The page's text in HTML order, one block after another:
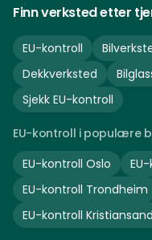
Finn verksted etter
EU-kontroll
Dekkverksted
Sjekk EU-kontroll
EU-kontroll i populære
EU-kontroll Oslo
EU-kontroll Trondheim
EU-kontroll Kristiansand